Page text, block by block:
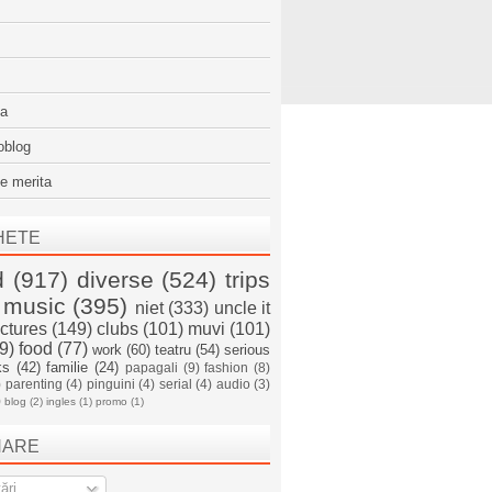
merita
(917) diverse (524) trips
music (395) niet (333) uncle it
(149) clubs (101) muvi (101)
food (77) work (60) teatru (54) serious
(42) familie (24) papagali (9) fashion (8)
parenting (4) pinguini (4) serial (4) audio (3)
blog (2) ingles (1) promo (1)